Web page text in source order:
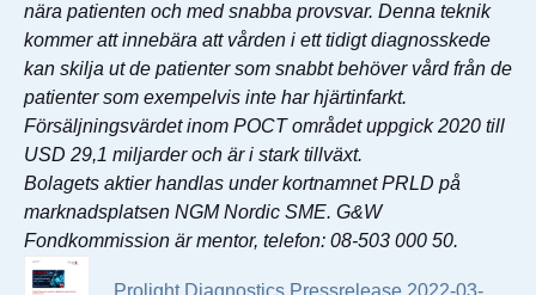
nära patienten och med snabba provsvar. Denna teknik
kommer att innebära att vården i ett tidigt diagnosskede
kan skilja ut de patienter som snabbt behöver vård från de
patienter som exempelvis inte har hjärtinfarkt.
Försäljningsvärdet inom POCT området uppgick 2020 till
USD 29,1 miljarder och är i stark tillväxt.
Bolagets aktier handlas under kortnamnet PRLD på
marknadsplatsen NGM Nordic SME. G&W
Fondkommission är mentor, telefon: 08-503 000 50.
Prolight Diagnostics Pressrelease 2022-03-